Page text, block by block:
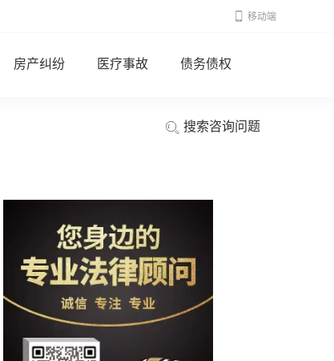
移动端
房产纠纷 医疗事故 债务债权
搜索咨询问题